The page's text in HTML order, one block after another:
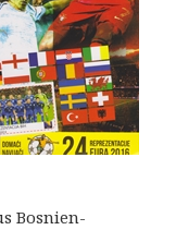
Bosnien-